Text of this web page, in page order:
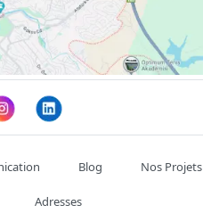
Blog Nos Projets
Adresses